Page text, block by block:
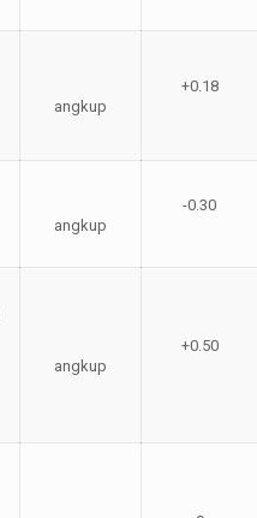
angkup
+0.18
angkup
-0.30
angkup
+0.50